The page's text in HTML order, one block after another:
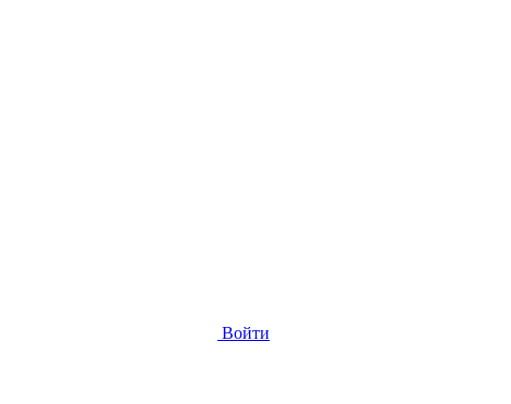
Войти